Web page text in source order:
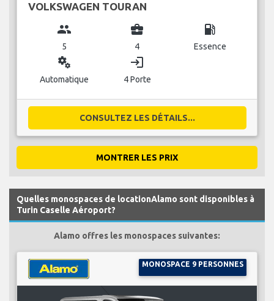
VOLKSWAGEN TOURAN
group
5
business_center
4
local_gas_station
Essence
miscellaneous_services
Automatique
login
4 Porte
CONSULTEZ LES DÉTAILS...
MONTRER LES PRIX
Quelles monospaces de locationAlamo sont disponibles à
Turin Caselle Aéroport?
Alamo offres les monospaces suivantes:
MONOSPACE 9 PERSONNES